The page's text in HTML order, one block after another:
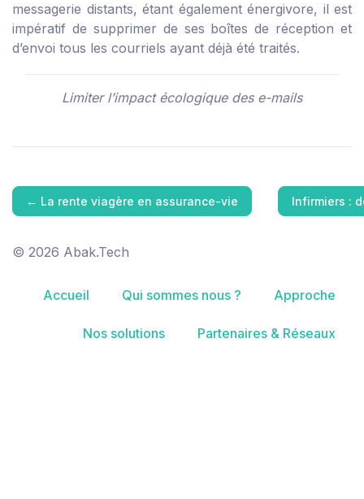
messagerie distants, étant également énergivore, il est
impératif de supprimer de ses boîtes de réception et
d’envoi tous les courriels ayant déjà été traités.
Limiter l’impact écologique des e-mails
← La rente viagère en assurance-vie Infirmiers :
© 2026 Abak.Tech
Accueil Qui sommes nous ? Approche
Nos solutions Partenaires & Réseaux